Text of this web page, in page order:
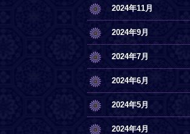
2024年11月
2024年9月
2024年7月
2024年6月
2024年5月
2024年4月